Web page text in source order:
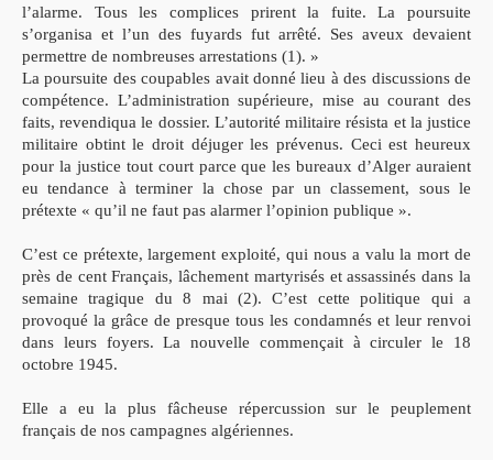
l’alarme. Tous les complices prirent la fuite. La poursuite
s’organisa et l’un des fuyards fut arrêté. Ses aveux devaient
permettre de nombreuses arrestations (1). »
La poursuite des coupables avait donné lieu à des discussions de
compétence. L’administration supérieure, mise au courant des
faits, revendiqua le dossier. L’autorité militaire résista et la justice
militaire obtint le droit déjuger les prévenus. Ceci est heureux
pour la justice tout court parce que les bureaux d’Alger auraient
eutendance à terminer la chose par un classement, sous le
prétexte « qu’il ne faut pas alarmer l’opinion publique ».
C’est ce prétexte, largement exploité, qui nous a valu la mort de
près de cent Français, lâchement martyrisés et assassinés dans la
semaine tragique du 8 mai (2). C’est cette politique qui a
provoqué la grâce de presque tous les condamnés et leur renvoi
dans leurs foyers. La nouvelle commençait à circuler le 18
octobre 1945.
Elle a eu la plus fâcheuse répercussion sur le peuplement
français de nos campagnes algériennes.